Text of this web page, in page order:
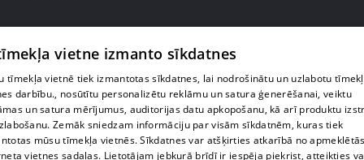
vietne izmanto sīkdatnes
tīmekļa vietnē tiek izmantotas sīkdatnes, lai nodrošinātu un uzlabotu
darbību., nosūtītu personalizētu reklāmu un satura ģenerēšanai, veiktu
un satura mērījumus, auditorijas datu apkopošanu, kā arī produktu
Zemāk sniedzam informāciju par visām sīkdatnēm, kuras tiek
mūsu tīmekļa vietnēs. Sīkdatnes var atšķirties atkarībā no
vietnes sadaļas. Lietotājam jebkurā brīdī ir iespēja piekrist, atteikties